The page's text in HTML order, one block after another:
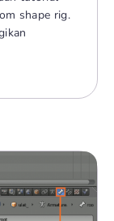
shape rig.